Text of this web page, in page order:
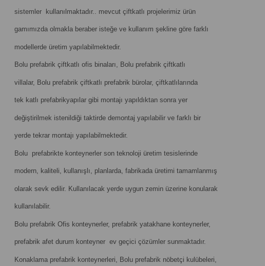
sistemler kullanılmaktadır.. mevcut çiftkatlı projelerimiz ürün
gamımızda olmakla beraber isteğe ve kullanım şekline göre farklı
modellerde üretim yapılabilmektedir.
Bolu prefabrik çiftkatlı ofis binaları, Bolu prefabrik çiftkatlı
villalar, Bolu prefabrik çiftkatlı prefabrik bürolar, çiftkatlılarında
tek katlı prefabrikyapılar gibi montajı yapıldıktan sonra yer
değiştirilmek istenildiği taktirde demontaj yapılabilir ve farklı bir
yerde tekrar montajı yapılabilmektedir.
Bolu prefabrikte konteynerler son teknoloji üretim tesislerinde
modern, kaliteli, kullanışlı, planlarda, fabrikada üretimi tamamlanmış
olarak sevk edilir. Kullanılacak yerde uygun zemin üzerine konularak
kullanılabilir.
Bolu prefabrik Ofis konteynerler, prefabrik yatakhane konteynerler,
prefabrik afet durum konteyner ev geçici çözümler sunmaktadır.
Konaklama prefabrik konteynerleri, Bolu prefabrik nöbetçi kulübeleri,